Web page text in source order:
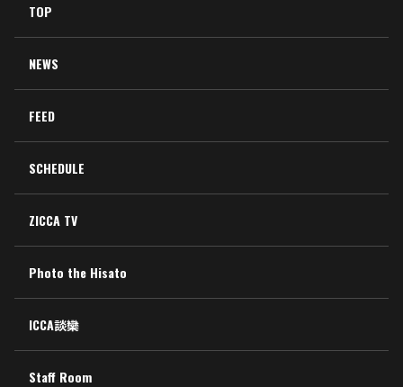
TOP
NEWS
FEED
SCHEDULE
ZICCA TV
Photo the Hisato
ICCA談欒
Staff Room